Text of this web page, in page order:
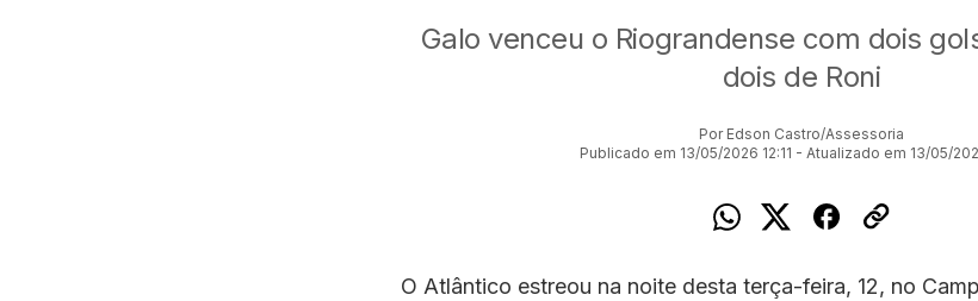
Galo venceu o Riograndense com dois
dois de Roni
Por Edson Castro/Assessoria
Publicado em 13/05/2026 12:11 - Atualizado em 13/05/
O Atlântico estreou na noite desta terça-feira, 12, no